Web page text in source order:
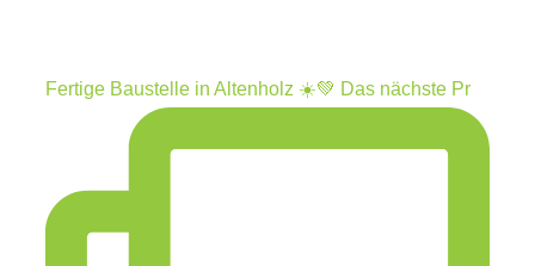
Fertige Baustelle in Altenholz ☀️💚 Das nächste Pr